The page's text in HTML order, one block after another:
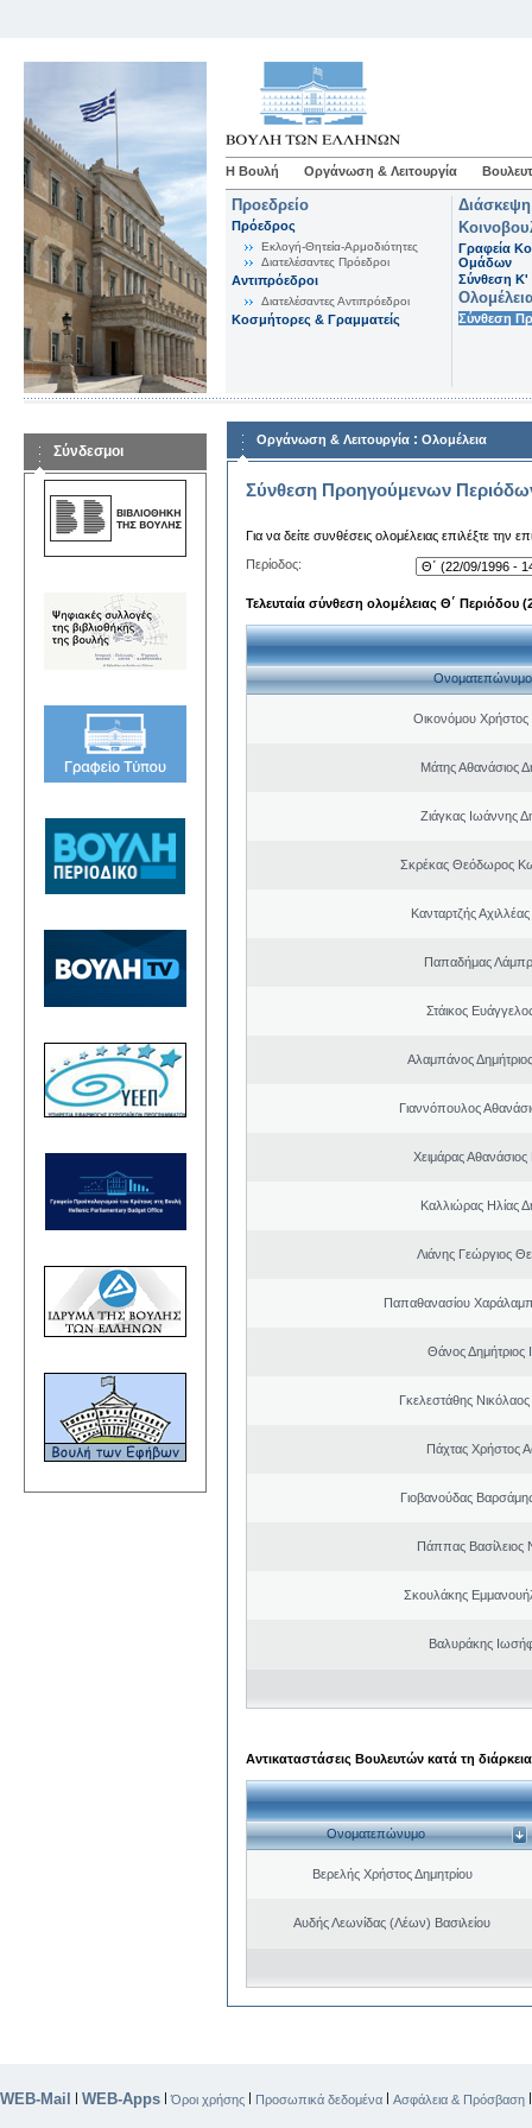
Η Βουλή Οργάνωση & Λειτουργία
Προεδρείο
Πρόεδρος
Εκλογή-Θητεία-Αρμοδιότητες
Διατελέσαντες Πρόεδροι
Αντιπρόεδροι
Διατελέσαντες Αντιπρόεδροι
Κοσμήτορες & Γραμματείς
Γραφεία
Ομάδων
Σύνθεση K'
Σύνθεση
Σύνδεσμοι
Οργάνωση & Λειτουργία : Ολομέλεια
Σύνθεση Προηγούμενων
Για να δείτε συνθέσεις ολομέλειας επιλέξτε την
Περίοδος:
Τελευταία σύνθεση ολομέλειας Θ΄ Περιόδου
Ονοματεπώνυμο
Οικονόμου Χρήστος
Μάτης Αθανάσιος
Ζιάγκας Ιωάννης
Σκρέκας Θεόδωρος
Κανταρτζής
Παπαδήμας
Στάικος
Αλαμπάνος
Γιαννόπουλος
Χειμάρας
Καλλιώρας Ηλίας
Λιάνης Γεώργιος
Παπαθανασίου
Θάνος Δημήτριος
Γκελεστάθης
Πάχτας Χρήστος
Γιοβανούδας
Πάππας Βασίλειος
Σκουλάκης
Βαλυράκης
Αντικαταστάσεις Βουλευτών κατά τη
Ονοματεπώνυμο
Βερελής Χρήστος Δημητρίου
Αυδής Λεωνίδας (Λέων) Βασιλείου
WEB-Mail | WEB-Apps |Όροι χρήσης | Προσωπικά δεδομένα | Ασφάλεια & Πρόσβαση